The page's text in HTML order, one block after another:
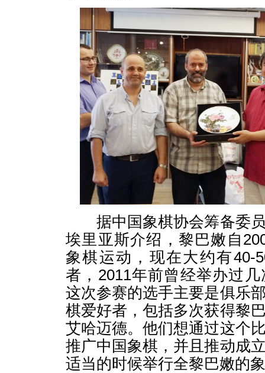
据中国象棋协会筹备委员
埃里亚斯介绍，黎巴嫩自
象棋运动，现在大约有40-
者，2011年前曾经举办过
这次参赛的选手主要是俱乐
棋爱好者，包括多次获得黎
艾哈迈德。他们想通过这个
推广中国象棋，并且推动成
适当的时候举行全黎巴嫩的